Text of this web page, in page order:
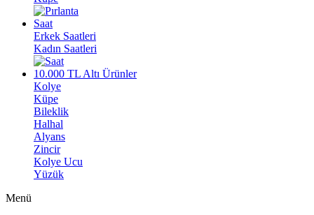
Saat
Erkek Saatleri
Kadın Saatleri
10.000 TL Altı Ürünler
Kolye
Küpe
Bileklik
Halhal
Alyans
Zincir
Kolye Ucu
Yüzük
Menü